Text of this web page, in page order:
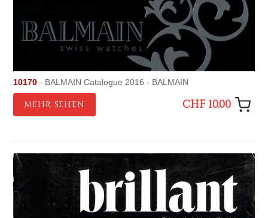
10170 - BALMAIN Catalogue 2016 - BALMAIN
MEHR SEHEN CHF 10.00